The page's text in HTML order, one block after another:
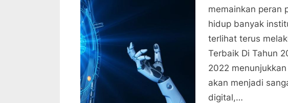
memainkan peran
hidup banyak
terlihat terus
Terbaik Di Tahun
2022
akan menjadi
digital,…